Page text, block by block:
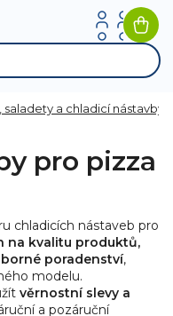
saladety a chladicí nástavby
pro pizza
chladicích nástaveb pro
na kvalitu produktů,
poradenství,
modelu.
věrnostní slevy a
a pozáruční